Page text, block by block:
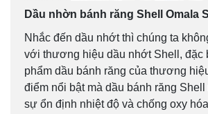
Dầu nhờn bánh răng Shell Omala
Nhắc đến dầu nhớt thì chúng ta
với thương hiệu dầu nhớt Shell, đặc
phẩm dầu bánh răng của thương
điểm nổi bật mà dầu bánh răng
sự ổn định nhiệt độ và chống oxy